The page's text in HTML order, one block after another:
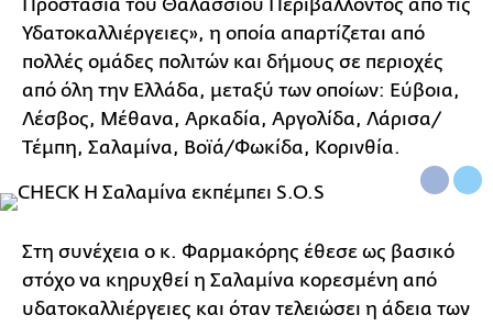
Προστασία του Θαλάσσιου Περιβάλλοντος από τις
Υδατοκαλλιέργειες», η οποία απαρτίζεται από
πολλές ομάδες πολιτών και δήμους σε περιοχές
από όλη την Ελλάδα, μεταξύ των οποίων: Εύβοια,
Λέσβος, Μέθανα, Αρκαδία, Αργολίδα, Λάρισα/
Τέμπη, Σαλαμίνα, Βοϊά/Φωκίδα, Κορινθία.
Στη συνέχεια ο κ. Φαρμακόρης έθεσε ως βασικό
στόχο να κηρυχθεί η Σαλαμίνα κορεσμένη από
υδατοκαλλιέργειες και όταν τελειώσει η άδεια των